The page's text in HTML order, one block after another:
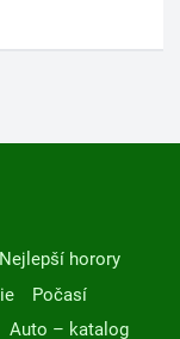
Nejlepší horory
Počasí
Auto – katalog